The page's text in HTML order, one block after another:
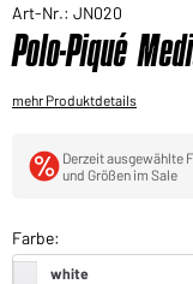
Art-Nr.: JN020
Polo-Piqué
mehr Produktdetails
Derzeit ausgewählte
und Größen im Sale